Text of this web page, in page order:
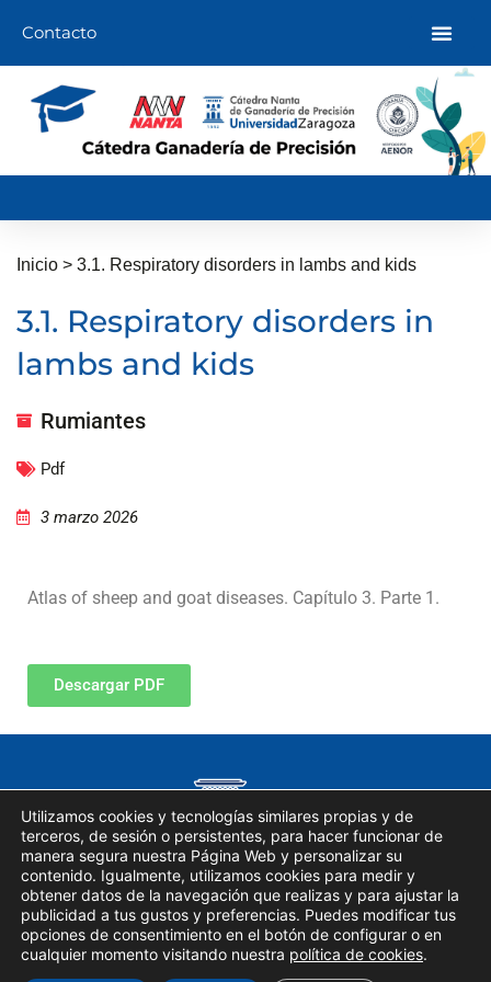
contenido
Contacto
Inicio> 3.1. Respiratory disorders in lambs and kids
3.1. Respiratory disorders in
lambs and kids
Rumiantes
Pdf
3 marzo 2026
Atlas of sheep and goat diseases. Capítulo 3. Parte 1.
Descargar PDF
Copyright © 2023Catedra Nanta
Aviso Legal
Política de privacidad|Política de
Utilizamos cookies y tecnologías similares propias y de
terceros, de sesión o persistentes, para hacer funcionar de
manera segura nuestra Página Web y personalizar su
contenido. Igualmente, utilizamos cookies para medir y
obtener datos de la navegación que realizas y para ajustar la
publicidad a tus gustos y preferencias. Puedes modificar tus
opciones de consentimiento en el botón de configurar o en
cualquier momento visitando nuestra política de cookies.